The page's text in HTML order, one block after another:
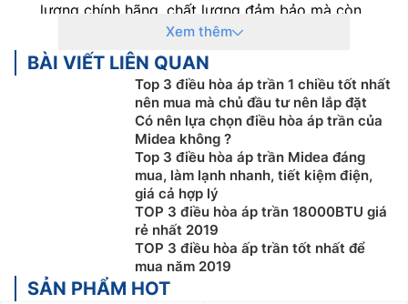
lượng chính hãng, chất lượng đảm bảo mà còn
nhận được rất nhiều chính sách ưu đãi cho khác:
Cam kết Giá Điều Hòa Áp Trần Midea tốt nhất thị
trường với 100% sản phẩm chính hãng
Thanh toán khi mua Điều Hòa Áp Trần Midea thuận
tiện, bằng tiền mặt, Sec hoặc chuyển khoản
Để được tư vấn miễn phí, hỗ trợ kỹ thuật, hướng
dẫn sử dụng quý khách hàng vui lòng liên hệ:
Nếu khách hàng có như cầu mua Điều Hòa Áp Trần
Midea số lượng lớn, hoặc Đại lý bán buôn vui lòng
liên hệ: 0983262323 để nhận được tư vấn về giá
cũng như hỗ trợ tốt nhất
Khách hàng là nhà thầu, Xây dựng công trình lớn
Xem thêm
BÀI VIẾT LIÊN QUAN
Top 3 điều hòa áp trần 1 chiều tốt nhất
nên mua mà chủ đầu tư nên lắp đặt
Có nên lựa chọn điều hòa áp trần của
Midea không ?
Top 3 điều hòa áp trần Midea đáng
mua, làm lạnh nhanh, tiết kiệm điện,
giá cả hợp lý
TOP 3 điều hòa áp trần 18000BTU giá
rẻ nhất 2019
TOP 3 điều hòa ấp trần tốt nhất để
mua năm 2019
SẢN PHẨM HOT